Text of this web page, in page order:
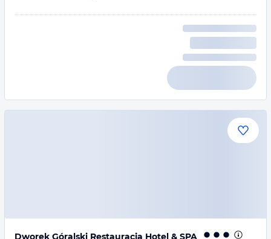
Dworek Góralski Restauracja Hotel & SPA